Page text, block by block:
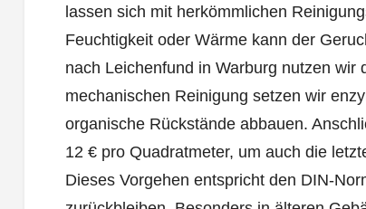
lassen sich mit herkömmlichen
Feuchtigkeit oder Wärme kann der
nach Leichenfund in Warburg nutzen
mechanischen Reinigung setzen wir
organische Rückstände abbauen.
12 € pro Quadratmeter, um auch die
Dieses Vorgehen entspricht den DIN-